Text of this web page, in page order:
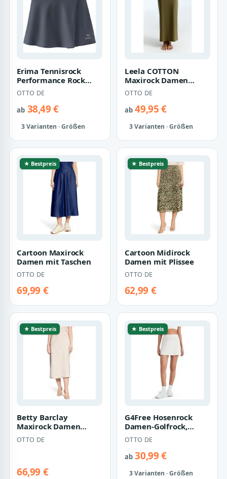
Erima Tennisrock
Performance Rock
Damen
OTTO DE
ab38,49 €
3 Varianten · Größen
Leela COTTON
Maxirock Damen
Maxirock
OTTO DE
ab49,95 €
3 Varianten · Größen
★ Bestpreis
Cartoon Maxirock
Damen mit Taschen
OTTO DE
69,99 €
★ Bestpreis
Cartoon Midirock
Damen mit Plissee
OTTO DE
62,99 €
★ Bestpreis
Betty Barclay
Maxirock Damen
unifarben
OTTO DE
66,99 €
★ Bestpreis
G4Free Hosenrock
Damen-Golfrock,
hochtaillierter A-
Linien-Sportrock Da…
OTTO DE
ab30,99 €
3 Varianten · Größen